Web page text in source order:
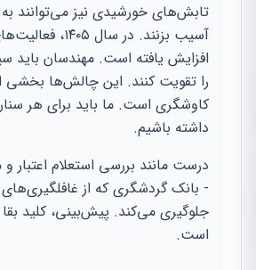
تابش‌های خورشیدی نیز می‌توانند
آسیب بزنند. در سال
افزایش یافته است. مهندسان باید
را تقویت کنند. این چالش‌ها بخشی
کاوشگری است. ما باید برای هر
داشته باشیم.
درست مانند بررسی استعلام اعتبار
- بانک گردشگری که از غافلگیری‌های
جلوگیری می‌کند. پیش‌بینی، کلید
است.